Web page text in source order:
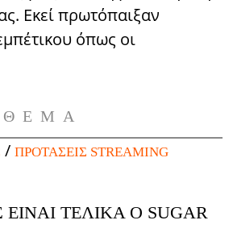
Εκεί πρωτόπαιξαν
όπως οι
/ ΠΡΟΤΆΣΕΙΣ STREAMING
ΤΕΛΙΚΆ Ο SUGAR